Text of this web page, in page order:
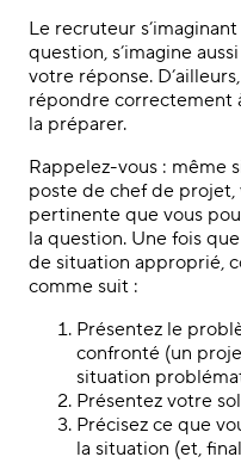
Le recruteur
question, s’imagine
votre réponse.
répondre correctement
la préparer.
Rappelez-vous : même
poste de chef de projet,
pertinente que vous
la question. Une fois
de situation approprié,
comme suit :
Présentez le
confronté (un
situation
Présentez votre
Précisez ce que
la situation (et,